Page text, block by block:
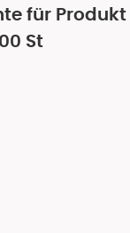
für Produkt
St